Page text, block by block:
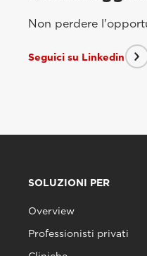
Non perdere
Seguici su Linkedin
SOLUZIONI PER
Overview
Professionisti privati